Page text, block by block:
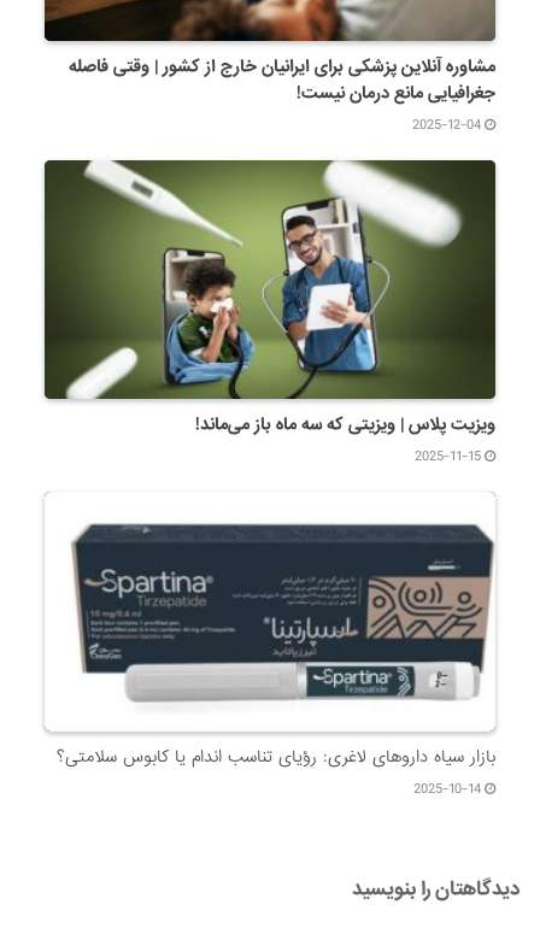
مشاوره آنلاین پزشکی برای ایرانیان خارج از کشور | وقتی فاصله
جغرافیایی مانع درمان نیست!
2025-12-04
ویزیت پلاس | ویزیتی که سه ماه باز می‌ماند!
2025-11-15
بازار سیاه داروهای لاغری: رؤیای تناسب اندام یا کابوس سلامتی؟
2025-10-14
دیدگاهتان را بنویسید